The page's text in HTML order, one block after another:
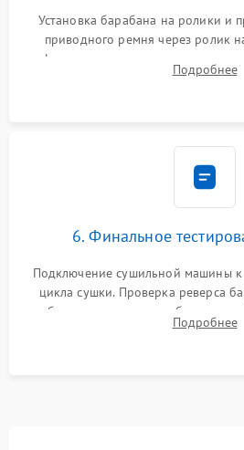
Установка барабана на ролики и
приводного ремня через ролик
фиксация всех узлов,
модулю управления. МонтажПодробнее
6. Финальное
Подключение сушильной машины к
цикла сушки. Проверка реверса
набора температуры, работы
конденсата) и отсутствияПодробнее